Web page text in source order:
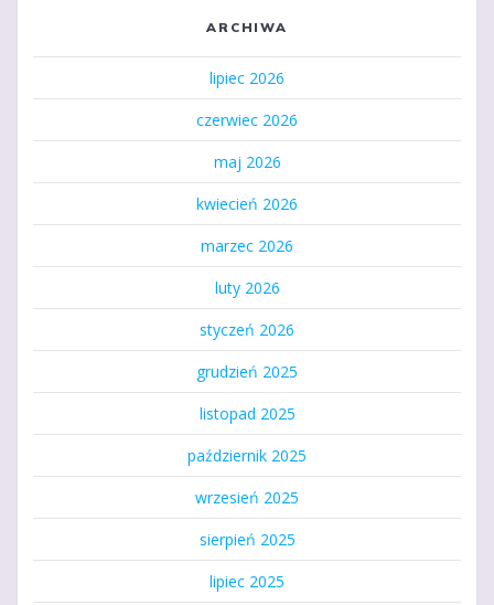
ARCHIWA
lipiec 2026
czerwiec 2026
maj 2026
kwiecień 2026
marzec 2026
luty 2026
styczeń 2026
grudzień 2025
listopad 2025
październik 2025
wrzesień 2025
sierpień 2025
lipiec 2025